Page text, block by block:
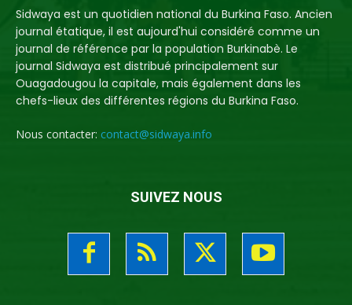
Sidwaya est un quotidien national du Burkina Faso. Ancien
journal étatique, il est aujourd'hui considéré comme un
journal de référence par la population Burkinabè. Le
journal Sidwaya est distribué principalement sur
Ouagadougou la capitale, mais également dans les
chefs-lieux des différentes régions du Burkina Faso.
Nous contacter: contact@sidwaya.info
SUIVEZ NOUS